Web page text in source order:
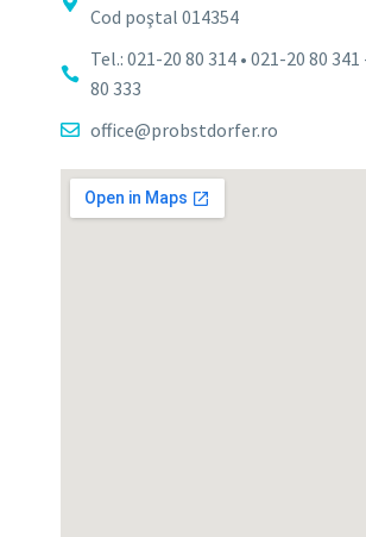
Cod poştal 014354
Tel.: 021-20 80 314 • 021-20 80 341
80 333
office@probstdorfer.ro